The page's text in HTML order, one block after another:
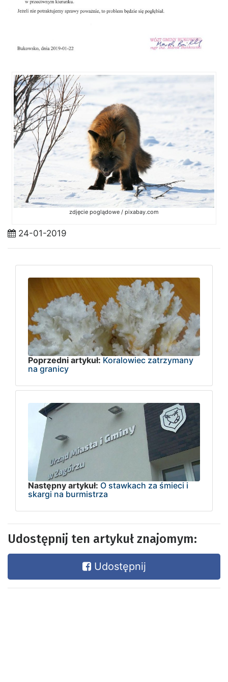
zdjęcie poglądowe / pixabay.com
24-01-2019
Poprzedni artykuł: Koralowiec zatrzymany
na granicy
Następny artykuł: O stawkach za śmieci i
skargi na burmistrza
Udostępnij ten artykuł znajomym:
Udostępnij